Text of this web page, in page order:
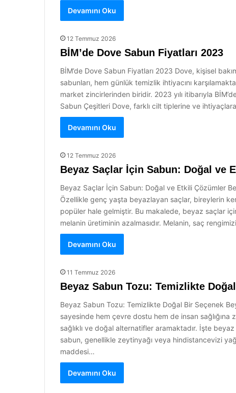
Devamını Oku
12 Temmuz 2026
BİM’de Dove Sabun Fiyatları 2023
BİM’de Dove Sabun Fiyatları 2023 Dove, kişisel
sabunları, hem günlük temizlik ihtiyacını
market zincirlerinden biridir. 2023 yılı itibarıyla
Sabun Çeşitleri Dove, farklı cilt tiplerine ve
Devamını Oku
12 Temmuz 2026
Beyaz Saçlar İçin Sabun: Doğal ve
Beyaz Saçlar İçin Sabun: Doğal ve Etkili Çözümler
Özellikle genç yaşta beyazlayan saçlar, bireylerin
popüler hale gelmiştir. Bu makalede, beyaz saçlar
melanin üretiminin azalmasıdır. Melanin, saç
Devamını Oku
11 Temmuz 2026
Beyaz Sabun Tozu: Temizlikte
Beyaz Sabun Tozu: Temizlikte Doğal Bir Seçenek
sayesinde hem çevre dostu hem de insan
sağlıklı ve doğal alternatifler aramaktadır. İşte
sabun, genellikle zeytinyağı veya hindistancevizi
maddesi…
Devamını Oku